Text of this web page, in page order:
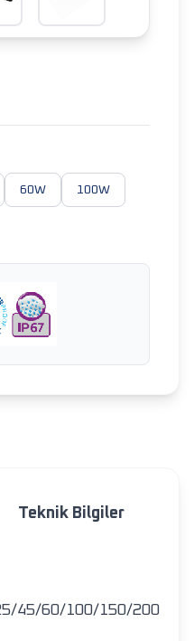
60W 100W
Teknik Bilgiler
45/60/100/150/200